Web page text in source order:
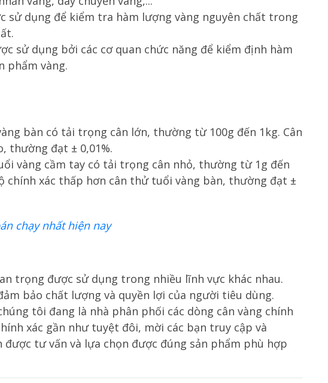
sử dụng để kiểm tra hàm lượng vàng nguyên chất trong
sử dụng bởi các cơ quan chức năng để kiểm định hàm
phẩm vàng.
bàn có tải trọng cân lớn, thường từ 100g đến 1kg. Cân
thường đạt ± 0,01%.
vàng cầm tay có tải trọng cân nhỏ, thường từ 1g đến
chính xác thấp hơn cân thử tuổi vàng bàn, thường đạt ±
chạy nhất hiện nay
trọng được sử dụng trong nhiều lĩnh vực khác nhau.
bảo chất lượng và quyền lợi của người tiêu dùng.
tôi đang là nhà phân phối các dòng cân vàng chính
xác gần như tuyệt đôi, mời các bạn truy cập và
tư vấn và lựa chọn được đúng sản phẩm phù hợp